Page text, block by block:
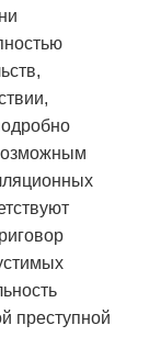
преступной